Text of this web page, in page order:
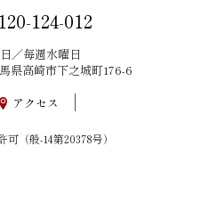
124-012
／毎週水曜日
県高崎市下之城町176-6
アクセス
可（般-14第20378号）